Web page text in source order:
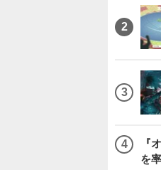
『
を